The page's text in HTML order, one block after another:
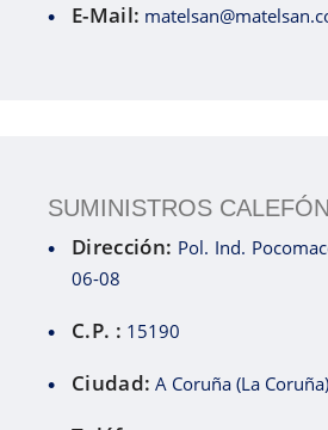
E-Mail:
SUMINISTROS
Dirección: Pol. Ind.
06-08
C.P. : 15190
Ciudad: A Coruña (La Coruña)